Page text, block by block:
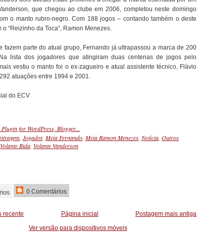
que chegou ao clube em 2006, completou neste domingo
o manto rubro-negro. Com 188 jogos – contando também o deste
o “Reizinho da Toca”, Ramon Menezes.
fazem parte do atual grupo, Fernando já ultrapassou a marca de 200
lista dos jogadores que atingiram duas centenas de jogos pelo
vestiu o manto foi o ex-zagueiro e atual assistente técnico, Flávio
atuações entre 1994 e 2001.
do ECV
, Jogador, Meia Fernando, Meia Ramon Menezes, Notícia, Outros
Volante Bida, Volante Vanderson
0 Comentários
recente Postagem mais antiga
Página inicial
Ver versão para dispositivos móveis